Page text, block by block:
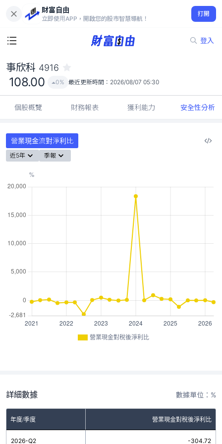
財富自由
立即使用APP，開啟您的股市智慧導航！
打開
登入
108.00
0%
事欣科 4916
108.00 0% 最近更新時間： 2026/08/07 05:30
個股概覽 財務報表 獲利能力 安全性分析
營業現金流對淨利比
近5年 季報
營業現金對稅後淨利比
詳細數據 數據單位：%
年度/季度 營業現金對稅後淨利比
2026-Q2 -304.72